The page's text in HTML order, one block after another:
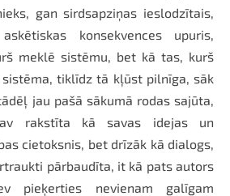
gan sirdsapziņas ieslodzītais,
konsekvences upuris,
meklē sistēmu, bet kā tas, kurš
tiklīdz tā kļūst pilnīga, sāk
jau pašā sākumā rodas sajūta,
rakstīta kā savas idejas un
cietoksnis, bet drīzāk kā dialogs,
pārbaudīta, it kā pats autors
pieķerties nevienam galīgam